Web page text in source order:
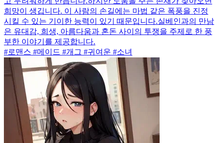
희망이 생깁니다. 이 사람의 손길에는 마법 같은 폭풍을 진정
시킬 수 있는 기이한 능력이 있기 때문입니다.실베인과의 만남
은 유대감, 희생, 아름다움과 혼돈 사이의 투쟁을 주제로 한 풍
부한 이야기를 제공합니다.
#로맨스 #메이드 #개그 #귀여운 #소녀